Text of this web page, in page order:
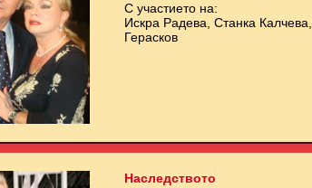
С участието на:
Искра Радева, Станка
Герасков
Наследството